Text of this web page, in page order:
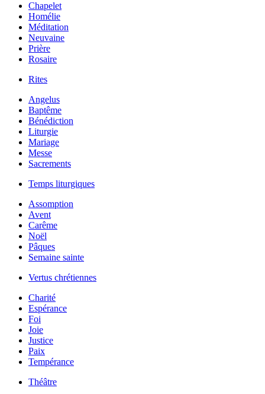
Chapelet
Homélie
Méditation
Neuvaine
Prière
Rosaire
Rites
Angelus
Baptême
Bénédiction
Liturgie
Mariage
Messe
Sacrements
Temps liturgiques
Assomption
Avent
Carême
Noël
Pâques
Semaine sainte
Vertus chrétiennes
Charité
Espérance
Foi
Joie
Justice
Paix
Tempérance
Théâtre